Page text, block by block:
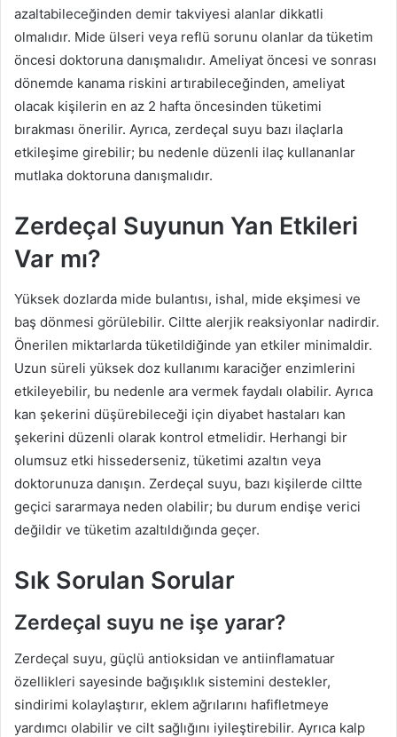
azaltabileceğinden demir takviyesi alanlar dikkatli
olmalıdır. Mide ülseri veya reflü sorunu olanlar da tüketim
öncesi doktoruna danışmalıdır. Ameliyat öncesi ve sonrası
dönemde kanama riskini artırabileceğinden, ameliyat
olacak kişilerin en az 2 hafta öncesinden tüketimi
bırakması önerilir. Ayrıca, zerdeçal suyu bazı ilaçlarla
etkileşime girebilir; bu nedenle düzenli ilaç kullananlar
mutlaka doktoruna danışmalıdır.
Zerdeçal Suyunun Yan Etkileri
Var mı?
Yüksek dozlarda mide bulantısı, ishal, mide ekşimesi ve
baş dönmesi görülebilir. Ciltte alerjik reaksiyonlar nadirdir.
Önerilen miktarlarda tüketildiğinde yan etkiler minimaldir.
Uzun süreli yüksek doz kullanımı karaciğer enzimlerini
etkileyebilir, bu nedenle ara vermek faydalı olabilir. Ayrıca
kan şekerini düşürebileceği için diyabet hastaları kan
şekerini düzenli olarak kontrol etmelidir. Herhangi bir
olumsuz etki hissederseniz, tüketimi azaltın veya
doktorunuza danışın. Zerdeçal suyu, bazı kişilerde ciltte
geçici sararmaya neden olabilir; bu durum endişe verici
değildir ve tüketim azaltıldığında geçer.
Sık Sorulan Sorular
Zerdeçal suyu ne işe yarar?
Zerdeçal suyu, güçlü antioksidan ve antiinflamatuar
özellikleri sayesinde bağışıklık sistemini destekler,
sindirimi kolaylaştırır, eklem ağrılarını hafifletmeye
yardımcı olabilir ve cilt sağlığını iyileştirebilir. Ayrıca kalp